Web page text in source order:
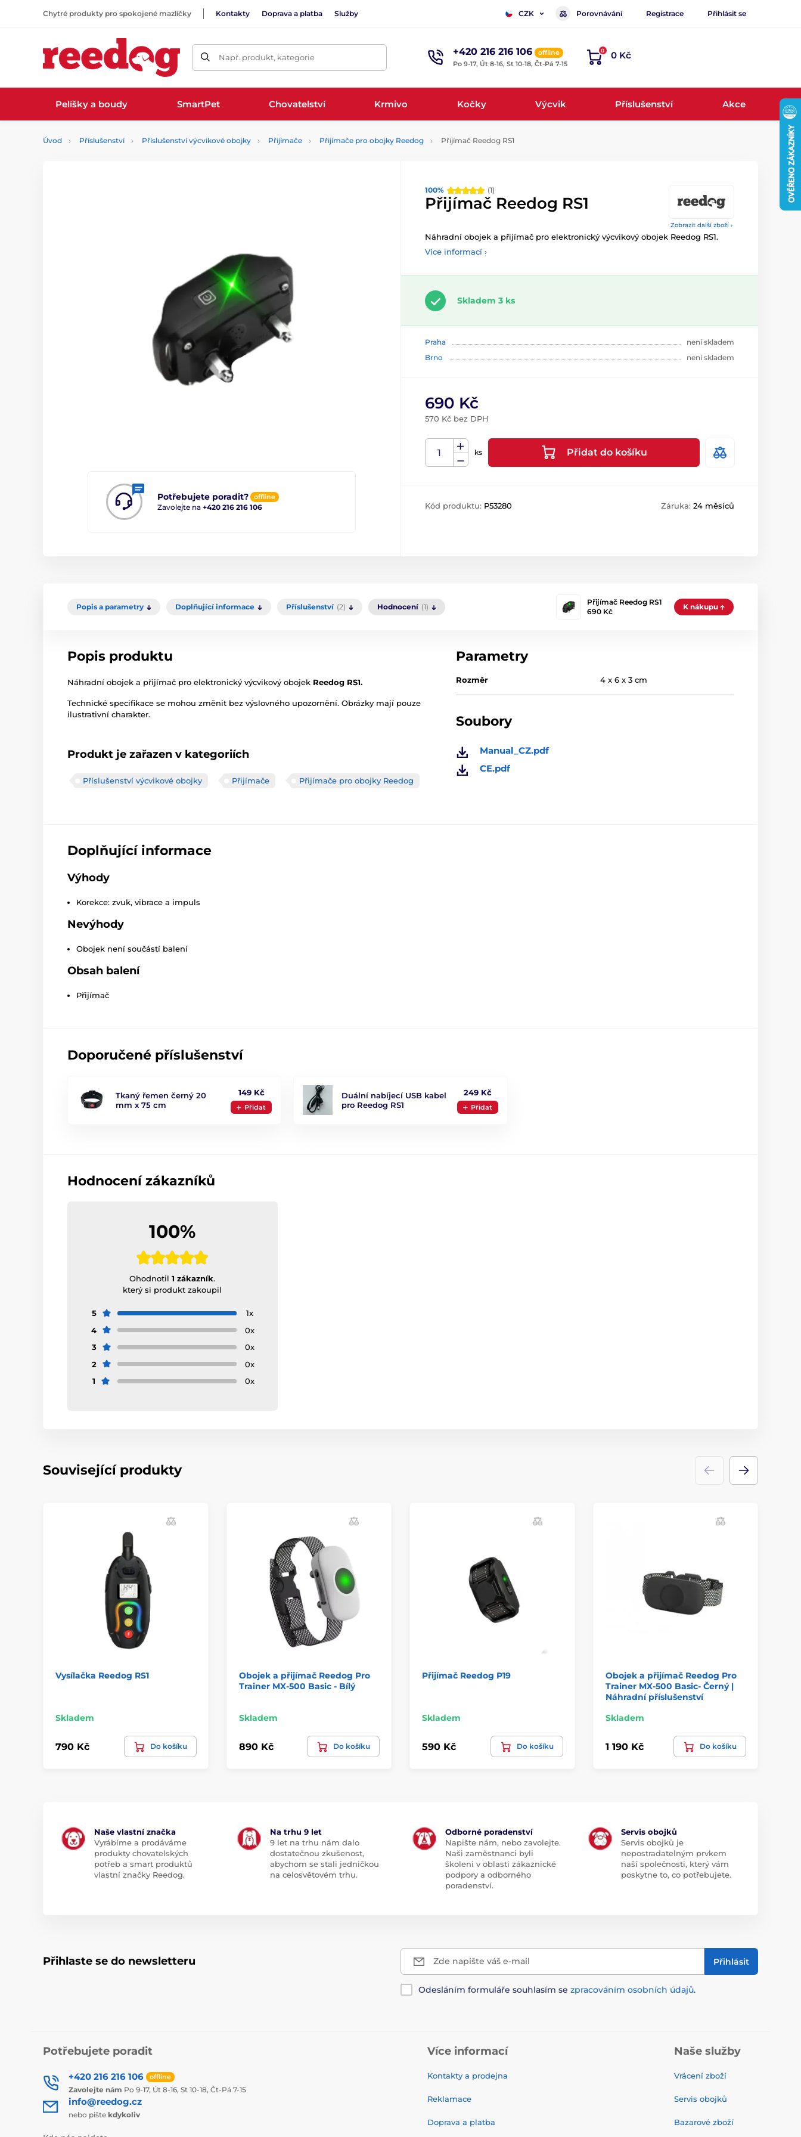
Chytré produkty pro spokojené mazlíčky Kontakty Doprava a platba Služby CZK Porovnávání Registrace Přihlásit se
Např. produkt, kategorie +420 216 216 106
offline
Po 9-17, Út 8-16, St 10-18, Čt-Pá 7-15
0 0 Kč
Pelíšky a boudy SmartPet Chovatelství Krmivo Kočky Výcvik Příslušenství Akce
Úvod Příslušenství Příslušenství výcvikové obojky Přijímače Přijímače pro obojky Reedog Přijímač Reedog RS1
100% (1)
Zobrazit další zboží ›
Potřebujete poradit? offline
Zavolejte na +420 216 216 106
Přijímač Reedog RS1
Náhradní obojek a přijímač pro elektronický výcvikový obojek Reedog RS1.
Více informací ›
Skladem 3 ks
Praha
není skladem
Brno
není skladem
690 Kč
570 Kč bez DPH
ks Přidat do košíku
Kód produktu: P53280 Záruka: 24 měsíců
Popis a parametry Doplňující informace Příslušenství (2) Hodnocení (1)
Přijímač Reedog RS1
690 Kč
K nákupu
Popis produktu
Náhradní obojek a přijímač pro elektronický výcvikový obojek Reedog RS1.
Technické specifikace se mohou změnit bez výslovného upozornění. Obrázky mají pouze
ilustrativní charakter.
Produkt je zařazen v kategoriích
Příslušenství výcvikové obojky Přijímače Přijímače pro obojky Reedog
Parametry
Rozměr 4 x 6 x 3 cm
Soubory
Manual_CZ.pdf
CE.pdf
Doplňující informace
Výhody
Korekce: zvuk, vibrace a impuls
Nevýhody
Obojek není součástí balení
Obsah balení
Přijímač
Doporučené příslušenství
Tkaný řemen černý 20
mm x 75 cm
149 Kč
Přidat
Duální nabíjecí USB kabel
pro Reedog RS1
249 Kč
Přidat
Hodnocení zákazníků
100%
Ohodnotil1 zákazník.
který si produkt zakoupil
5
1x
4
0x
3
0x
2
0x
1
0x
Související produkty
Vysílačka Reedog RS1
Skladem
790 Kč Do košíku
Obojek a přijímač Reedog Pro
Trainer MX-500 Basic - Bílý
Skladem
890 Kč Do košíku
Přijímač Reedog P19
Skladem
590 Kč Do košíku
Obojek a přijímač Reedog Pro
Trainer MX-500 Basic- Černý |
Náhradní příslušenství
Skladem
1 190 Kč Do košíku
Naše vlastní značka
Vyrábíme a prodáváme
produkty chovatelských
potřeb a smart produktů
vlastní značky Reedog.
Na trhu 9 let
9 let na trhu nám dalo
dostatečnou zkušenost,
abychom se stali jedničkou
na celosvětovém trhu.
Odborné poradenství
Napište nám, nebo zavolejte.
Naši zaměstnanci byli
školeni v oblasti zákaznické
podpory a odborného
poradenství.
Servis obojků
Servis obojků je
nepostradatelným prvkem
naší společnosti, který vám
poskytne to, co potřebujete.
Přihlaste se do newsletteru Zde napište váš e-mail Přihlásit
Odesláním formuláře souhlasím se zpracováním osobních údajů.
Potřebujete poradit
+420 216 216 106 offline
Zavolejte nám Po 9-17, Út 8-16, St 10-18, Čt-Pá 7-15
info@reedog.cz
nebo pište kdykoliv
Více informací
Kontakty a prodejna
Reklamace
Doprava a platba
Naše služby
Vrácení zboží
Servis obojků
Bazarové zboží